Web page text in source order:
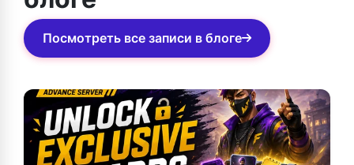
Посмотреть все записи в блоге